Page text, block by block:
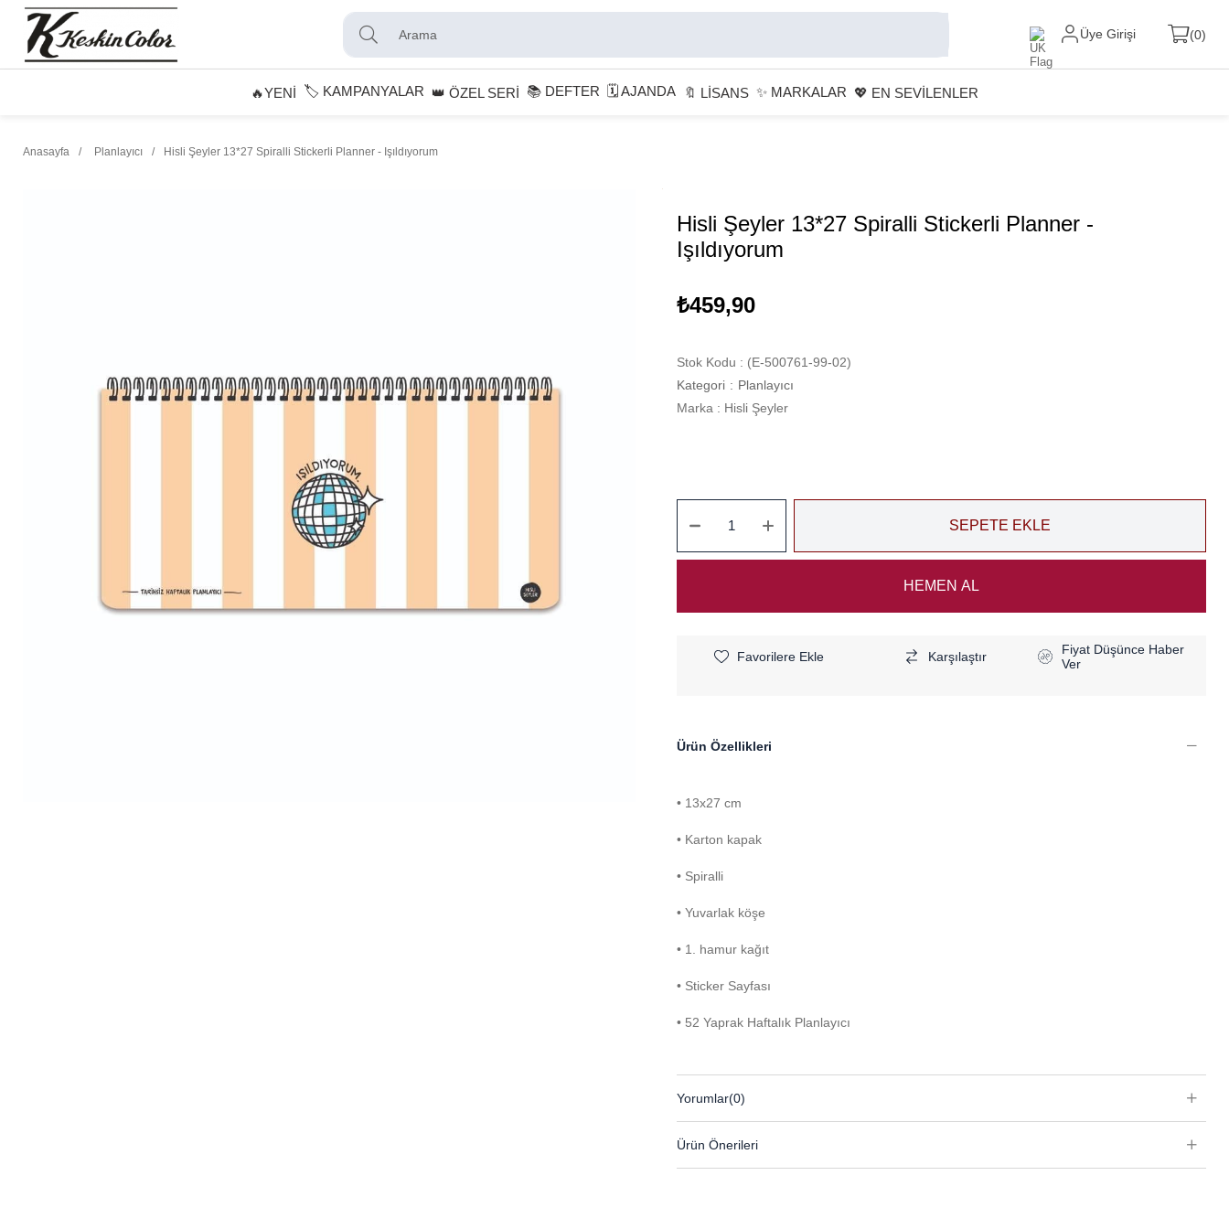
Üye Girişi 0
🔥YENİ 🏷️ KAMPANYALAR 👑 ÖZEL SERİ 📚 DEFTER 🗓 AJANDA 🔖 LİSANS ✨ MARKALAR 💖 EN SEVİLENLER
Anasayfa Planlayıcı Hisli Şeyler 13*27 Spiralli Stickerli Planner - Işıldıyorum
Hisli Şeyler 13*27 Spiralli Stickerli Planner -
Işıldıyorum
₺459,90
Stok Kodu
(E-500761-99-02)
Kategori : Planlayıcı
Marka : Hisli Şeyler
Favorilere Ekle Karşılaştır
Fiyat Düşünce Haber
Ver
Ürün Özellikleri
• 13x27 cm
• Karton kapak
• Spiralli
• Yuvarlak köşe
• 1. hamur kağıt
• Sticker Sayfası
• 52 Yaprak Haftalık Planlayıcı
Yorumlar(0)
Ürün Önerileri